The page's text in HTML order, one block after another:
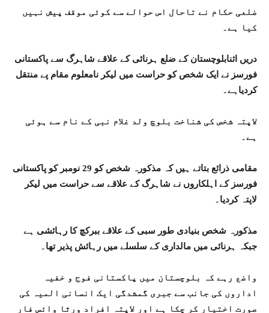
ضلعی حکام نے تاحال اس حوالے سے کوئی موقف پیش نہیں
کیا ہے۔
دریں اثنابلوچستان کے ضلع ہرنائی کے علاقے شاہرگ سے پاکستانی
فورسز نے ایک شخص کو حراست میں لیکر نامعلوم مقام پے منتقل
کردیاہے۔
لاپتہ شخص کی شناخت بلوچ ولد غلام نبی کے نام سے ہوئی
ہے۔
مقامی ذرائع بتاتے ہیں کہ مذکورہ شخص کو 29 نومبر کو پاکستانی
فورسز کے اہلکاروں نے شاہرگ کے علاقے سے حراست میں لیکر
لاپتہ کردیا۔
مذکورہ شخص بنیادی طور سبی کے علاقے ببرکچ کا رہائشی ہے
جبکہ ہرنائی میں مالداری کے سلسلے میں رہائش پذیر تھا۔
واضع رہے کہ بلوچستان میں پاکستانی فوج و خفیہ
اداروں کی جانب سے جبری گمشدگی ایک انسانی المیہ کی
صورت اختیار کر چکا ہے اور لاپتہ افراد ورثا وائس فار